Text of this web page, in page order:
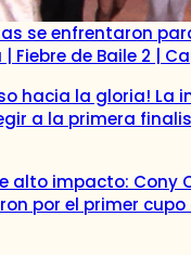
se enfrentaron
Fiebre de Baile 2 |
hacia la gloria! La
a la primera
alto impacto: Cony
por el primer